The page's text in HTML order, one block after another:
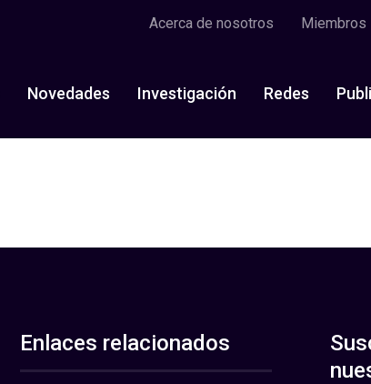
Acerca de nosotros Miembros
Novedades Investigación Redes
Enlaces relacionados